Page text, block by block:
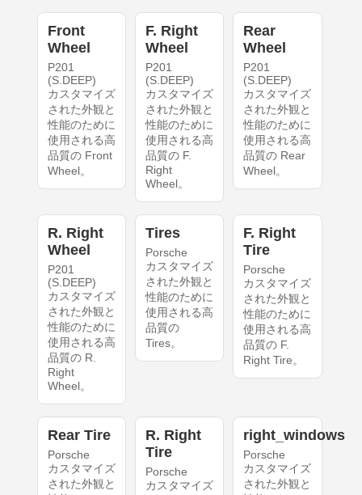
Front
Wheel
P201
(S.DEEP)
カスタマイズ
された外観と
性能のために
使用される高
品質の Front
Wheel。
F. Right
Wheel
P201
(S.DEEP)
カスタマイズ
された外観と
性能のために
使用される高
品質の F.
Right
Wheel。
Rear
Wheel
P201
(S.DEEP)
カスタマイズ
された外観と
性能のために
使用される高
品質の Rear
Wheel。
R. Right
Wheel
P201
(S.DEEP)
カスタマイズ
された外観と
性能のために
使用される高
品質の R.
Right
Wheel。
Tires
Porsche
カスタマイズ
された外観と
性能のために
使用される高
品質の
Tires。
F. Right
Tire
Porsche
カスタマイズ
された外観と
性能のために
使用される高
品質の F.
Right Tire。
Rear Tire
Porsche
カスタマイズ
された外観と
R. Right
Tire
Porsche
カスタマイズ
right_windows
Porsche
カスタマイズ
された外観と